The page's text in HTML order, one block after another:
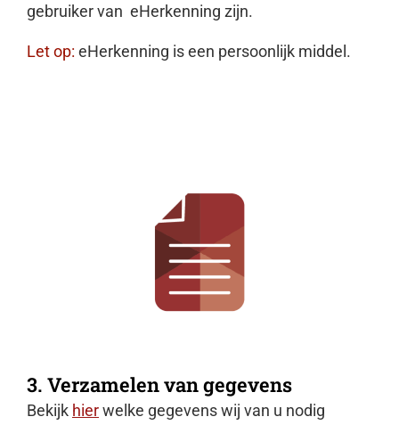
gebruiker van eHerkenning zijn.
Let op: eHerkenning is een persoonlijk middel.
3. Verzamelen van gegevens
Bekijk hierwelke gegevens wij van u nodig